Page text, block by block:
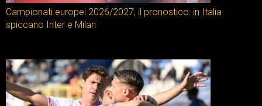
Campionati europei 2026/2027, il pronostico: in Italia
spiccano Inter e Milan